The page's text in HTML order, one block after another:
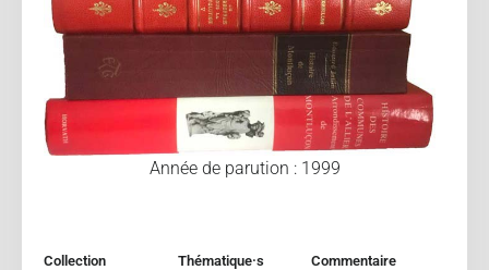
Année de parution : 1999
Collection Thématique·s Commentaire